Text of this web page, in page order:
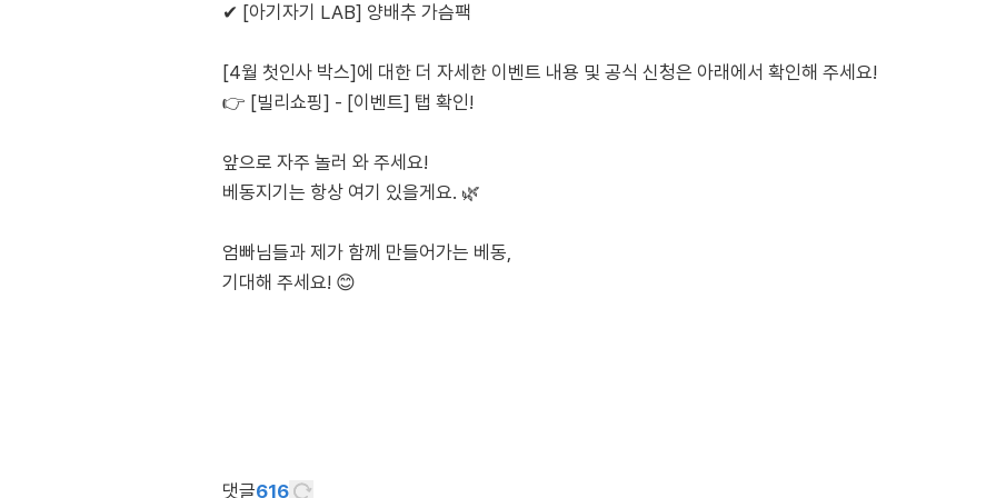
✔ [아기자기 LAB] 양배추 가슴팩
[4월 첫인사 박스]에 대한 더 자세한 이벤트 내용 및 공식 신청은 아래에서 확인해 주세요!
👉 [빌리쇼핑] - [이벤트] 탭 확인!
앞으로 자주 놀러 와 주세요!
베동지기는 항상 여기 있을게요. 🌿
엄빠님들과 제가 함께 만들어가는 베동,
기대해 주세요! 😊
댓글616